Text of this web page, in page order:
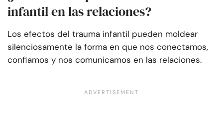
infantil en las relaciones?
Los efectos del trauma infantil pueden moldear
silenciosamente la forma en que nos conectamos,
confiamos y nos comunicamos en las relaciones.